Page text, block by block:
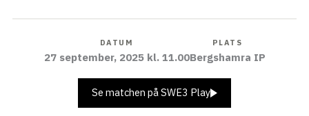
DATUM
27 september, 2025 kl. 11.00
PLATS
Bergshamra IP
Se matchen på SWE3 Play